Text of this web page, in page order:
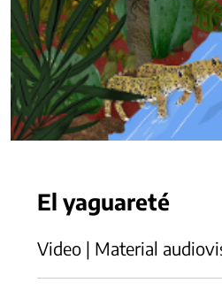
El yaguareté
Video | Material